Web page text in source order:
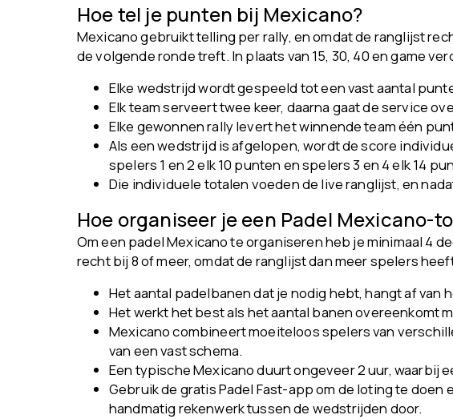
Hoe tel je punten bij Mexicano?
Mexicano gebruikt telling per rally, en omdat de ranglijst
de volgende ronde treft. In plaats van 15, 30, 40 en game
Elke wedstrijd wordt gespeeld tot een vast aantal
Elk team serveert twee keer, daarna gaat de service
Elke gewonnen rally levert het winnende team één
Als een wedstrijd is afgelopen, wordt de score
spelers 1 en 2 elk 10 punten en spelers 3 en 4 elk 14
Die individuele totalen voeden de live ranglijst, en
Hoe organiseer je een Padel Mexicano-
Om een padel Mexicano te organiseren heb je minimaal 4
recht bij 8 of meer, omdat de ranglijst dan meer spelers
Het aantal padelbanen dat je nodig hebt, hangt af
Het werkt het best als het aantal banen overeenkomt
Mexicano combineert moeiteloos spelers van
van een vast schema.
Een typische Mexicano duurt ongeveer 2 uur, waarbij
Gebruik de gratis Padel Fast-app om de loting te
handmatig rekenwerk tussen de wedstrijden door.